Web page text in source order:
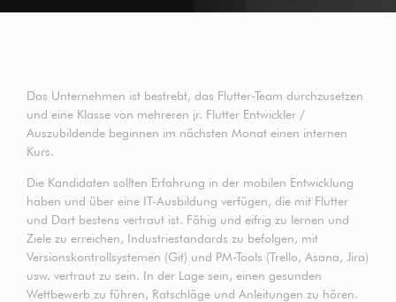
Das Unternehmen ist bestrebt, das Flutter-Team durchzusetzen
und eine Klasse von mehreren jr. Flutter Entwickler /
Auszubildende beginnen im nächsten Monat einen internen
Kurs.
Die Kandidaten sollten Erfahrung in der mobilen Entwicklung
haben und über eine IT-Ausbildung verfügen, die mit Flutter
und Dart bestens vertraut ist. Fähig und eifrig zu lernen und
Ziele zu erreichen, Industriestandards zu befolgen, mit
Versionskontrollsystemen (Git) und PM-Tools (Trello, Asana, Jira)
usw. vertraut zu sein. In der Lage sein, einen gesunden
Wettbewerb zu führen, Ratschläge und Anleitungen zu hören.